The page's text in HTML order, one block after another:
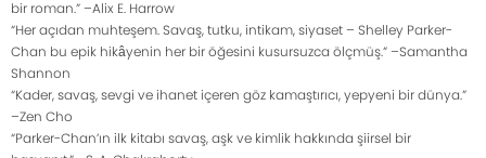
bir roman.” –Alix E. Harrow
“Her açıdan muhteşem. Savaş, tutku, intikam, siyaset – Shelley Parker-
Chan bu epik hikâyenin her bir öğesini kusursuzca ölçmüş.” –Samantha
Shannon
“Kader, savaş, sevgi ve ihanet içeren göz kamaştırıcı, yepyeni bir dünya.”
–Zen Cho
“Parker-Chan’ın ilk kitabı savaş, aşk ve kimlik hakkında şiirsel bir